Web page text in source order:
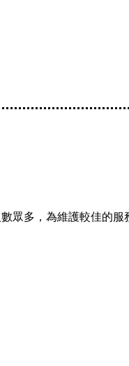
眾多，為維護較佳的